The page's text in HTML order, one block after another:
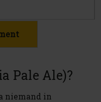
Pale Ale)?
niemand in